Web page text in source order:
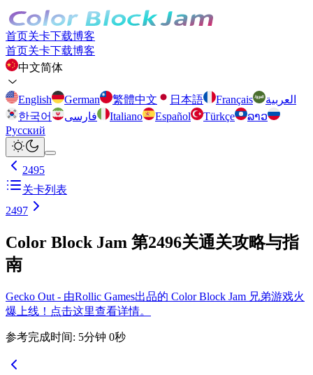
首页关卡下载博客
首页关卡下载博客
中文简体
English German 繁體中文 日本語 Français
العربية
한국어
فارسی Italiano Español Türkçe
ລາວ
Русский
2495
关卡列表
2497
Color Block Jam 第2496关通关攻略与指
南
Gecko Out - 由Rollic Games出品的 Color Block Jam 兄弟游戏火
爆上线！点击这里查看详情。
参考完成时间: 5分钟 0秒